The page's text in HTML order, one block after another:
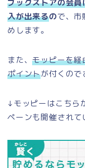
ブックストアの会
入が出来るので、市
めします。
また、モッピーを
ポイントが付くので
↓モッピーはこちら
ペーンも開催されて